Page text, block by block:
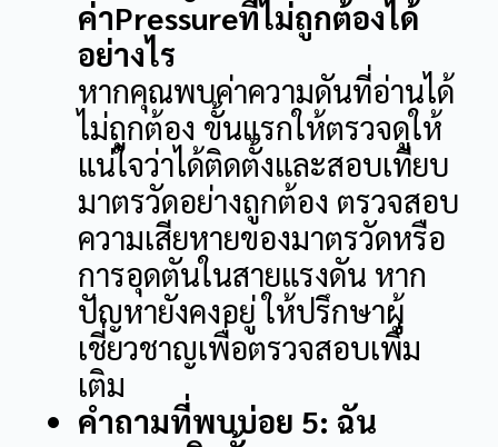
ค่าPressureที่ไม่ถูกต้องได้
อย่างไร
หากคุณพบค่าความดันที่อ่านได้
ไม่ถูกต้อง ขั้นแรกให้ตรวจดูให้
แน่ใจว่าได้ติดตั้งและสอบเทียบ
มาตรวัดอย่างถูกต้อง ตรวจสอบ
ความเสียหายของมาตรวัดหรือ
การอุดตันในสายแรงดัน หาก
ปัญหายังคงอยู่ ให้ปรึกษาผู้
เชี่ยวชาญเพื่อตรวจสอบเพิ่ม
เติม
คำถามที่พบบ่อย 5: ฉัน